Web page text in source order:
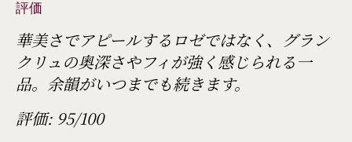
評価
華美さでアピールするロゼではなく、グラン
クリュの奥深さやフィが強く感じられる一
品。余韻がいつまでも続きます。
評価: 95/100